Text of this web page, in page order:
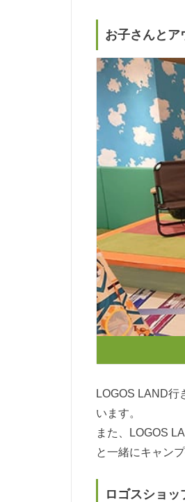
お子さんとア
LOGOS LAND行
います。
また、LOGOS
と一緒にキャン
ロゴスショ